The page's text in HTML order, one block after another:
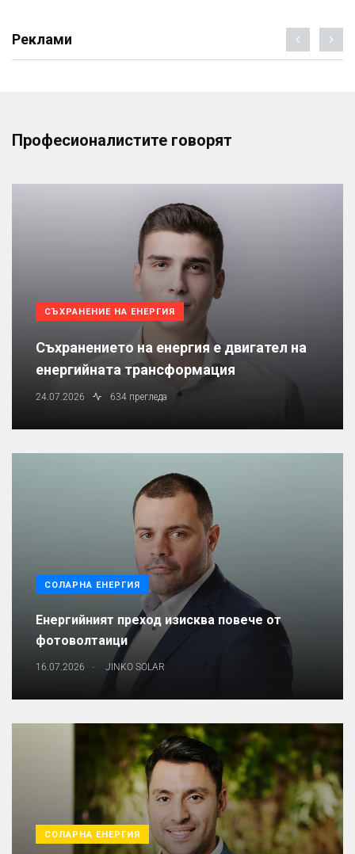
Реклами
Професионалистите говорят
СЪХРАНЕНИЕ НА ЕНЕРГИЯ
Съхранението на енергия е двигател на
енергийната трансформация
24.07.2026 634 прегледа
СОЛАРНА ЕНЕРГИЯ
Енергийният преход изисква повече от
фотоволтаици
16.07.2026 . JINKO SOLAR
СОЛАРНА ЕНЕРГИЯ